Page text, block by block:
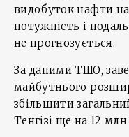
видобуток нафти
потужність і
не прогнозується.
За даними ТШО,
майбутнього
збільшити
Тенгізі ще на 12